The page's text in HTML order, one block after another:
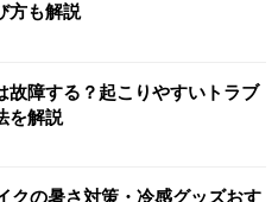
方も解説
故障する？起こりやすいトラブ
を解説
クの暑さ対策・冷感グッズおす